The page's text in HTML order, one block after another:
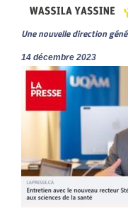
Une nouvelle direction
14 décembre 2023